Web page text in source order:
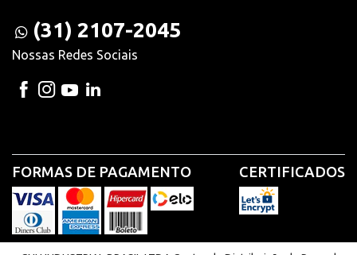
(31) 2107-2045
Nossas Redes Sociais
FORMAS DE PAGAMENTO CERTIFICADOS